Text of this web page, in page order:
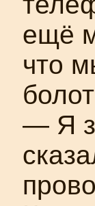
ещё
что
— Я